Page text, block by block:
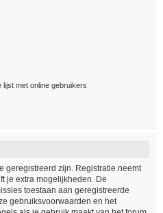
met online gebruikers
geregistreerd zijn. Registratie neemt
je extra mogelijkheden. De
toestaan aan geregistreerde
gebruiksvoorwaarden en het